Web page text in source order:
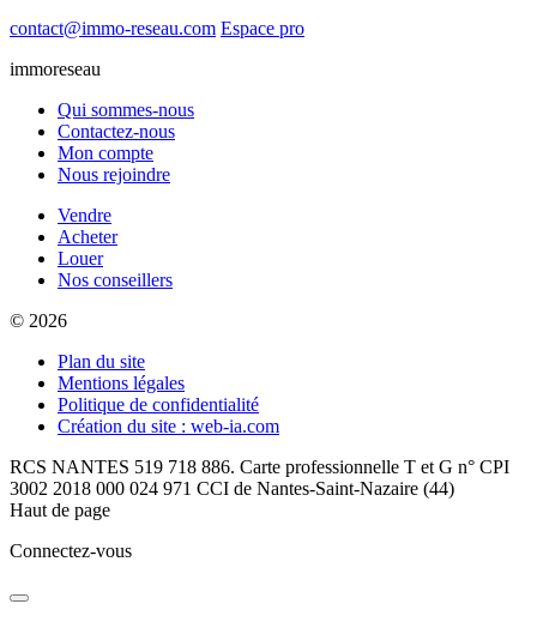
contact@immo-reseau.com Espace pro
immoreseau
Qui sommes-nous
Contactez-nous
Mon compte
Nous rejoindre
Vendre
Acheter
Louer
Nos conseillers
© 2026
Plan du site
Mentions légales
Politique de confidentialité
Création du site : web-ia.com
RCS NANTES 519 718 886. Carte professionnelle T et G n° CPI
3002 2018 000 024 971 CCI de Nantes-Saint-Nazaire (44)
Haut de page
Connectez-vous